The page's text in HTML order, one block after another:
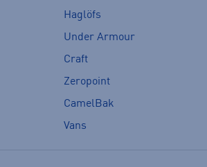
Haglöfs
Under Armour
Craft
Zeropoint
CamelBak
Vans